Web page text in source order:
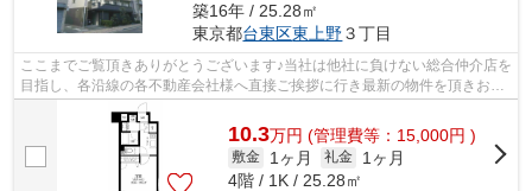
築16年 / 25.28㎡
東京都台東区東上野３丁目
ここまでご覧頂きありがとうございます♪当社は他社に負けない総合仲介店を
目指し、各沿線の各不動産会社様へ直接ご挨拶に行き最新の物件を頂きお客
様へ提供しております！最新の情報は...
10.3万円 (管理費等：15,000円 )
敷金 1ヶ月 礼金
1ヶ月
4階 / 1K / 25.28㎡